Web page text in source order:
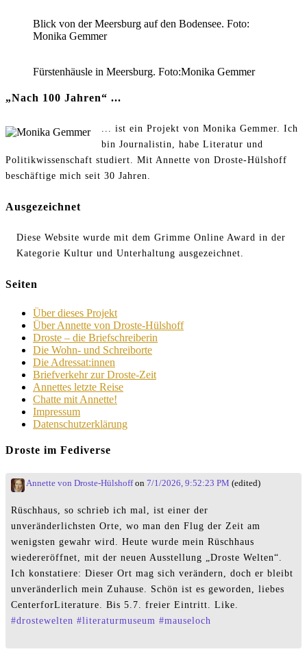
Blick von der Meersburg auf den Bodensee. Foto:
Monika Gemmer
Fürstenhäusle in Meersburg. Foto:Monika Gemmer
„Nach 100 Jahren“ ...
... ist ein Projekt von Monika Gemmer. Ich
bin Journalistin, habe Literatur und
Politikwissenschaft studiert. Mit Annette von Droste-Hülshoff
beschäftige mich seit 30 Jahren.
Ausgezeichnet
Diese Website wurde mit dem Grimme Online Award in der
Kategorie Kultur und Unterhaltung ausgezeichnet.
Seiten
Über dieses Projekt
Über Annette von Droste-Hülshoff
Droste – die Briefschreiberin
Die Wohn- und Schreiborte
Die Adressat:innen
Briefverkehr zur Droste-Zeit
Annettes letzte Reise
Chatte mit Annette!
Impressum
Datenschutzerklärung
Droste im Fediverse
Annette von Droste-Hülshoffon 7/1/2026, 9:52:23 PM (edited)
Rüschhaus, so schrieb ich mal, ist einer der
unveränderlichsten Orte, wo man den Flug der Zeit am
wenigsten gewahr wird. Heute wurde mein Rüschhaus
wiedereröffnet, mit der neuen Ausstellung „Droste Welten“.
Ich konstatiere: Dieser Ort mag sich verändern, doch er bleibt
unveränderlich mein Zuhause. Schön ist es geworden, liebes
CenterforLiterature. Bis 5.7. freier Eintritt. Like.
#drostewelten #literaturmuseum #mauseloch